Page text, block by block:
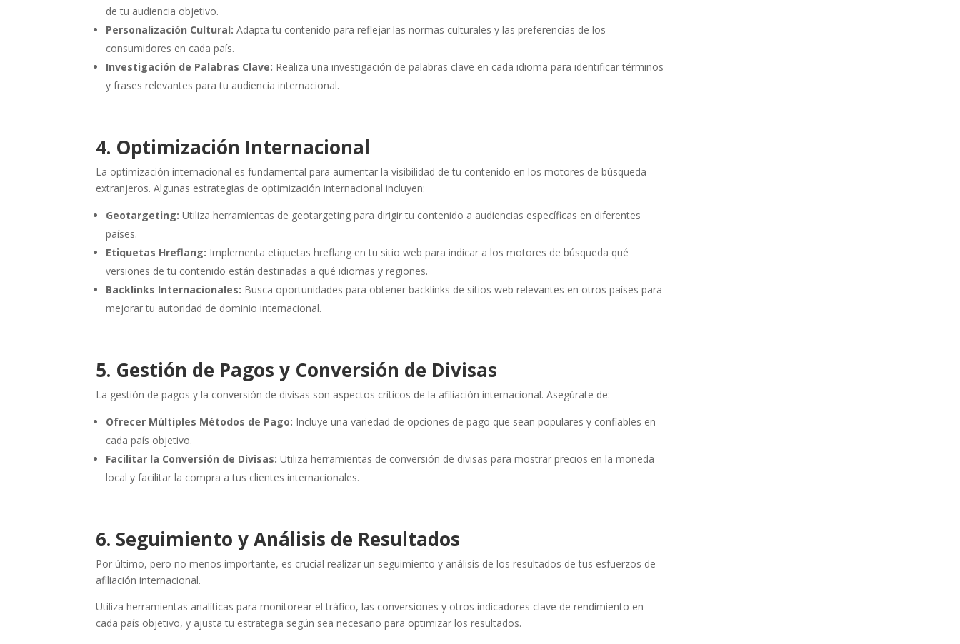
de tu audiencia objetivo.
Personalización Cultural: Adapta tu contenido para reflejar las normas culturales y las preferencias de los
consumidores en cada país.
Investigación de Palabras Clave: Realiza una investigación de palabras clave en cada idioma para identificar términos
y frases relevantes para tu audiencia internacional.
4. Optimización Internacional
La optimización internacional es fundamental para aumentar la visibilidad de tu contenido en los motores de búsqueda
extranjeros. Algunas estrategias de optimización internacional incluyen:
Geotargeting: Utiliza herramientas de geotargeting para dirigir tu contenido a audiencias específicas en diferentes
países.
Etiquetas Hreflang: Implementa etiquetas hreflang en tu sitio web para indicar a los motores de búsqueda qué
versiones de tu contenido están destinadas a qué idiomas y regiones.
Backlinks Internacionales: Busca oportunidades para obtener backlinks de sitios web relevantes en otros países para
mejorar tu autoridad de dominio internacional.
5. Gestión de Pagos y Conversión de Divisas
La gestión de pagos y la conversión de divisas son aspectos críticos de la afiliación internacional. Asegúrate de:
Ofrecer Múltiples Métodos de Pago: Incluye una variedad de opciones de pago que sean populares y confiables en
cada país objetivo.
Facilitar la Conversión de Divisas: Utiliza herramientas de conversión de divisas para mostrar precios en la moneda
local y facilitar la compra a tus clientes internacionales.
6. Seguimiento y Análisis de Resultados
Por último, pero no menos importante, es crucial realizar un seguimiento y análisis de los resultados de tus esfuerzos de
afiliación internacional.
Utiliza herramientas analíticas para monitorear el tráfico, las conversiones y otros indicadores clave de rendimiento en
cada país objetivo, y ajusta tu estrategia según sea necesario para optimizar los resultados.